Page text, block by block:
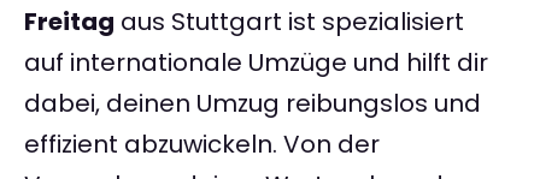
Freitag aus Stuttgart ist spezialisiert
auf internationale Umzüge und hilft dir
dabei, deinen Umzug reibungslos und
effizient abzuwickeln. Von der